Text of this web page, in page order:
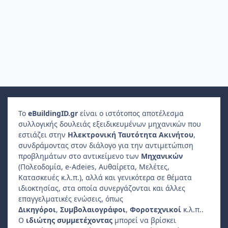
Το eBuildingID.gr είναι ο ιστότοπος αποτέλεσμα
συλλογικής δουλειάς εξειδικευμένων μηχανικών που
εστιάζει στην Ηλεκτρονική Ταυτότητα Ακινήτου,
συνδράμοντας στον διάλογο για την αντιμετώπιση
προβλημάτων στο αντικείμενο των Μηχανικών
(Πολεοδομία, e-Adeies, Αυθαίρετα, Μελέτες,
Κατασκευές κ.λ.π.), αλλά και γενικότερα σε θέματα
ιδιοκτησίας, στα οποία συνεργάζονται και άλλες
επαγγελματικές ενώσεις, όπως
Δικηγόροι, Συμβολαιογράφοι, Φοροτεχνικοί κ.λ.π..
Ο ιδιώτης συμμετέχοντας μπορεί να βρίσκει